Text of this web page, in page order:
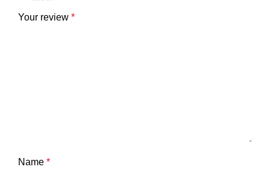
Your review *
Name *